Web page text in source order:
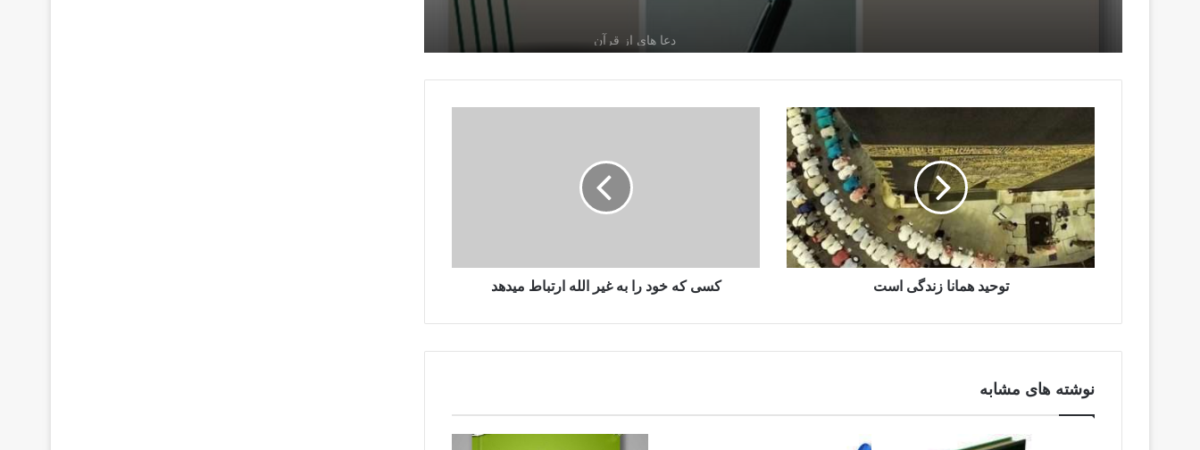
دعا های از قرآن
سیرت اخلاقی پیامبر اکرم علیه الصلاه و
نودو نه سوال و جواب در عقیده
قرآن کریم و ترجمه معانی آن به زبان دری
توحید همانا زندگی است کسی که خود را به غیر الله ارتباط میدهد
نوشته های مشابه